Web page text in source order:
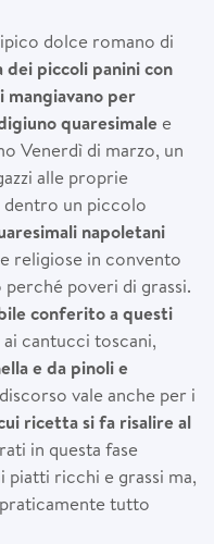
dolce romano di
dei piccoli panini con
per
quaresimale e
Venerdì di marzo, un
alle proprie
dentro un piccolo
napoletani
religiose in convento
poveri di grassi.
conferito a questi
cantucci toscani,
e da pinoli e
vale anche per i
ricetta si fa risalire al
in questa fase
piatti ricchi e grassi ma,
tutto